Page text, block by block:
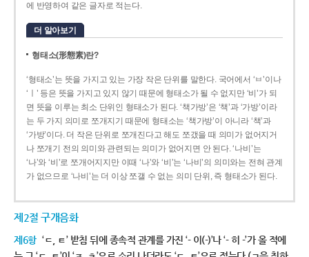
에 반영하여 같은 글자로 적는다.
더 알아보기
형태소(形態素)란?
‘형태소’는 뜻을 가지고 있는 가장 작은 단위를 말한다. 국어에서 ‘ㅂ’이나
‘ㅣ’ 등은 뜻을 가지고 있지 않기 때문에 형태소가 될 수 없지만 ‘비’가 되
면 뜻을 이루는 최소 단위인 형태소가 된다. ‘책가방’은 ‘책’과 ‘가방’이라
는 두 가지 의미로 쪼개지기 때문에 형태소는 ‘책가방’이 아니라 ‘책’과
‘가방’이다. 더 작은 단위로 쪼개진다고 해도 쪼갰을 때 의미가 없어지거
나 쪼개기 전의 의미와 관련되는 의미가 없어지면 안 된다. ‘나비’는
‘나’와 ‘비’로 쪼개어지지만 이때 ‘나’와 ‘비’는 ‘나비’의 의미와는 전혀 관계
가 없으므로 ‘나비’는 더 이상 쪼갤 수 없는 의미 단위, 즉 형태소가 된다.
제2절 구개음화
제6항 ‘ㄷ, ㅌ’ 받침 뒤에 종속적 관계를 가진 ‘- 이(-)’나 ‘- 히 -’가 올 적에